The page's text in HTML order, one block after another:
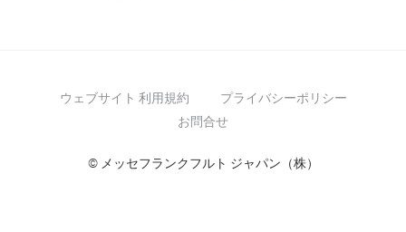
ウェブサイト 利用規約
プライバシーポリシー
お問合せ
© メッセフランクフルト ジャパン（株）